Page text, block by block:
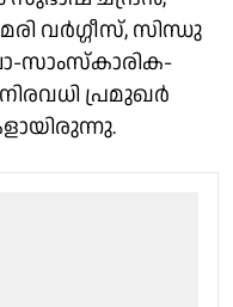
വർഗ്ഗീസ്, സിന്ധു
സാംസ്കാരിക-
പ്രമുഖർ